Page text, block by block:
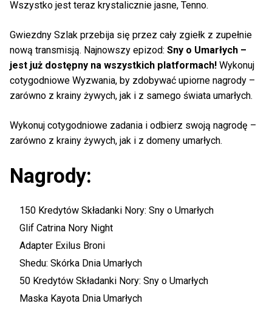
Wszystko jest teraz krystalicznie jasne, Tenno.
Gwiezdny Szlak przebija się przez cały zgiełk z zupełnie
nową transmisją. Najnowszy epizod: Sny o Umarłych –
jest już dostępny na wszystkich platformach! Wykonuj
cotygodniowe Wyzwania, by zdobywać upiorne nagrody –
zarówno z krainy żywych, jak i z samego świata umarłych.
Wykonuj cotygodniowe zadania i odbierz swoją nagrodę –
zarówno z krainy żywych, jak i z domeny umarłych.
Nagrody:
150 Kredytów Składanki Nory: Sny o Umarłych
Glif Catrina Nory Night
Adapter Exilus Broni
Shedu: Skórka Dnia Umarłych
50 Kredytów Składanki Nory: Sny o Umarłych
Maska Kayota Dnia Umarłych